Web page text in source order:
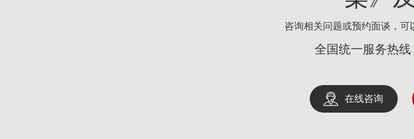
咨询相关问题或预约面谈，
全国统一服务热线
在线咨询